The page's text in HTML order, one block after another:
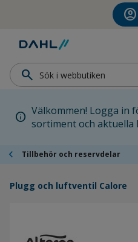
Hoppa till huvudinnehållet account_circle
search
info Välkommen! Logga in
sortiment och aktuella
chevron_left Tillbehör och reservdelar
Plugg och luftventil Calore